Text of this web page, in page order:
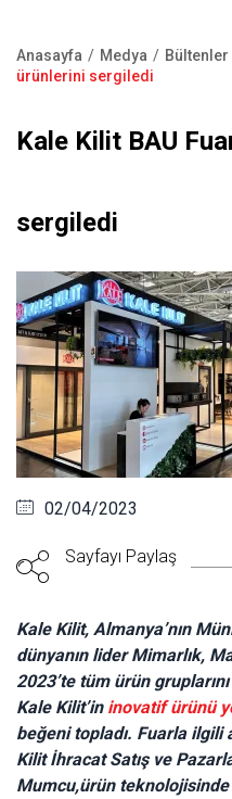
Kale Alarm
Garanti Kayıt Formu
Bize Ulaşın
Sayfa
Anasayfa Medya Bültenler
ürünlerini sergiledi
Kale Kilit BAU
sergiledi
02/04/2023
Sayfayı Paylaş
Kale Kilit, Almanya’nın
dünyanın lider Mimarlık,
2023’te tüm ürün
Kale Kilit’in inovatif ürünü
beğeni topladı. Fuarla ilgili
Kilit İhracat Satış ve
Mumcu,ürün